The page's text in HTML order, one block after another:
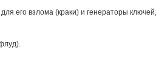
его взлома (краки) и генераторы